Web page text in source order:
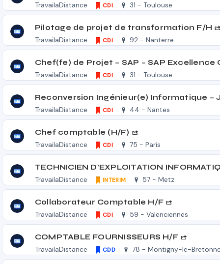
TravailaDistance CDI 31 - Toulouse
Pilotage de projet de transformation F/H
TravailaDistance
CDI 92 - Nanterre
TravailaDistance CDI 31 - Toulouse
TravailaDistance CDI 44 - Nantes
Chef comptable (H/F)
TravailaDistance
CDI 75 - Paris
TravailaDistance INTERIM 57 - Metz
Collaborateur Comptable H/F
TravailaDistance
CDI 59 - Valenciennes
COMPTABLE FOURNISSEURS H/F
TravailaDistance
CDD 78 - Montigny-le-